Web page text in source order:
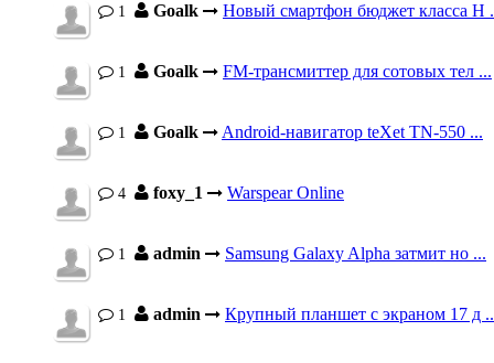
1 Goalk Новый смартфон бюджет класса H
1 Goalk FM-трансмиттер для сотовых тел ...
1 Goalk Android-навигатор teXet TN-550 ...
4 foxy_1 Warspear Online
1 admin Samsung Galaxy Alpha затмит но ...
1 admin Крупный планшет с экраном 17 д